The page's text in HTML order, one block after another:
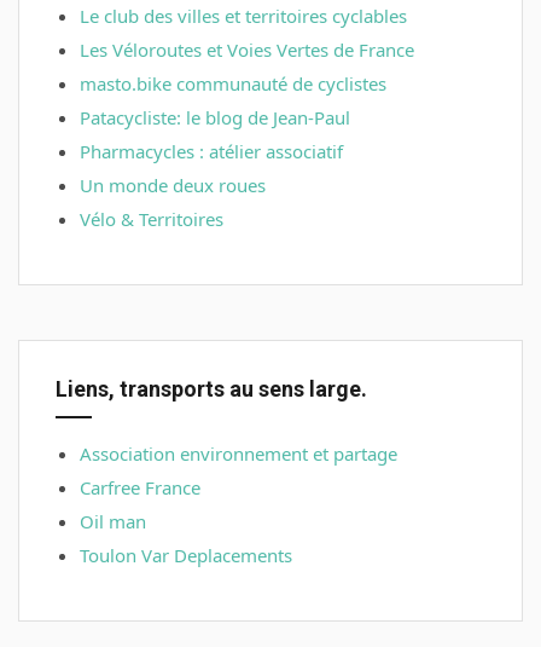
Le club des villes et territoires cyclables
Les Véloroutes et Voies Vertes de France
masto.bike communauté de cyclistes
Patacycliste: le blog de Jean-Paul
Pharmacycles : atélier associatif
Un monde deux roues
Vélo & Territoires
Liens, transports au sens large.
Association environnement et partage
Carfree France
Oil man
Toulon Var Deplacements